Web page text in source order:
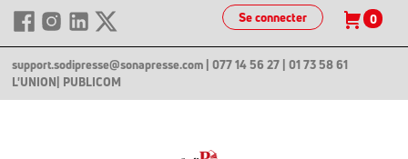
Se connecter 0
support.sodipresse@sonapresse.com | 077 14 56 27 | 01 73 58 61
L'UNION | PUBLICOM